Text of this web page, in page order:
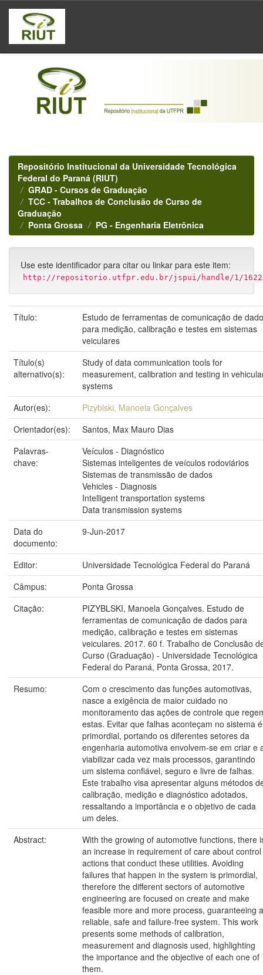
Skip
navigation
Repositório Institucional da Universidade Tecnológica
Federal do Paraná (RIUT)
GRAD - Cursos de Graduação
TCC - Trabalhos de Conclusão de Curso de
Graduação
Ponta Grossa
PG - Engenharia Eletrônica
Use este identificador para citar ou linkar para este item:
http://repositorio.utfpr.edu.br/jspui/handle/1/
Título:
Estudo de ferramentas de comunicação de
para medição, calibração e testes em sistemas
veiculares
Título(s)
alternativo(s):
Study of data communication tools for
measurement, calibration and testing in
systems
Autor(es):
Pizyblski, Manoela Gonçalves
Orientador(es):
Santos, Max Mauro Dias
Palavras-
chave:
Veículos - Diagnóstico
Sistemas inteligentes de veículos rodoviários
Sistemas de transmissão de dados
Vehicles - Diagnosis
Intelligent transportation systems
Data transmission systems
Data do
documento:
9-Jun-2017
Editor:
Universidade Tecnológica Federal do Paraná
Câmpus:
Ponta Grossa
Citação:
PIZYBLSKI, Manoela Gonçalves. Estudo de
ferramentas de comunicação de dados para
medição, calibração e testes em sistemas
veiculares. 2017. 60 f. Trabalho de Conclusão
Curso (Graduação) - Universidade Tecnológica
Federal do Paraná, Ponta Grossa, 2017.
Resumo:
Com o crescimento das funções automotivas,
nasce a exigência de maior cuidado no
monitoramento das ações de controle que
estas. Evitar que falhas aconteçam no sistema é
primordial, portando os diferentes setores da
engenharia automotiva envolvem-se em criar e
viabilizar cada vez mais processos, garantindo
um sistema confiável, seguro e livre de falhas.
Este trabalho visa apresentar alguns métodos
calibração, medição e diagnóstico adotados,
ressaltando a importância e o objetivo de cada
um deles.
Abstract:
With the growing of automotive functions, there
an increase in requirement of care about control
actions that conduct these utilities. Avoiding
failures that happen in the system is primordial,
therefore the different sectors of automotive
engineering are focused on create and make
feasible more and more process, guaranteeing a
reliable, safe and failure-free system. This work
presents some methods of calibration,
measurement and diagnosis used, highlighting
the importance and the objective of each one of
them.